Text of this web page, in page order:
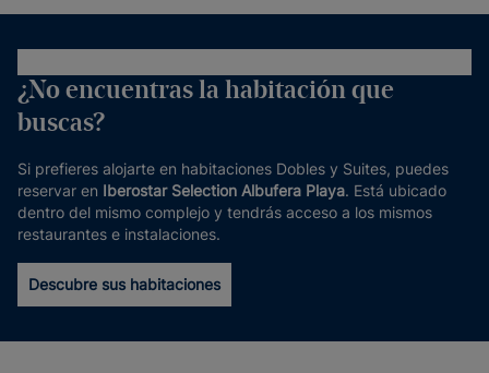
¿No encuentras la habitación que
buscas?
Si prefieres alojarte en habitaciones Dobles y Suites, puedes
reservar en Iberostar Selection Albufera Playa. Está ubicado
dentro del mismo complejo y tendrás acceso a los mismos
restaurantes e instalaciones.
Descubre sus habitaciones